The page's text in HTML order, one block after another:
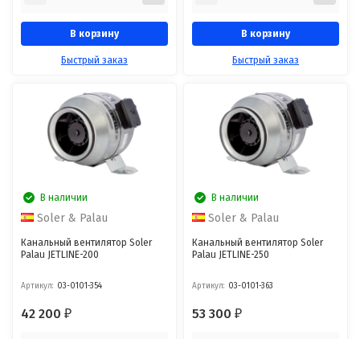
В корзину
Быстрый заказ
В корзину
Быстрый заказ
В наличии
Soler & Palau
Канальный вентилятор Soler
Palau JETLINE-200
Артикул: 03-0101-354
42 200₽
В наличии
Soler & Palau
Канальный вентилятор Soler
Palau JETLINE-250
Артикул: 03-0101-363
53 300₽